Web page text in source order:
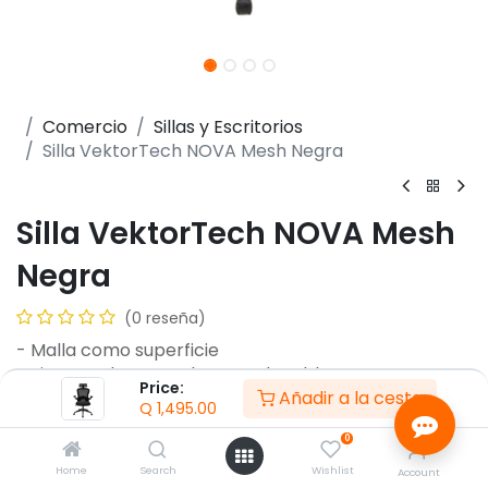
Price:
Q 1,495.00 Añadir a la cesta
Home Search
0
Wishlist Account
Comercio
Sillas y Escritorios
Silla VektorTech NOVA Mesh Negra
Silla VektorTech NOVA Mesh
Negra
(0 reseña)
- Malla como superficie
- Sistema de reposabrazos plegable
- Mecanismo mariposa
- Espuma de densidad 25+
- Soporte de peso de 120 kg
- Base de metal